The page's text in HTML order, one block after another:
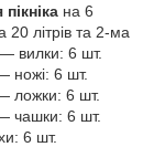
на 6
20 літрів та 2-ма
вилки: 6 шт.
ножі: 6 шт.
ложки: 6 шт.
чашки: 6 шт.
6 шт.